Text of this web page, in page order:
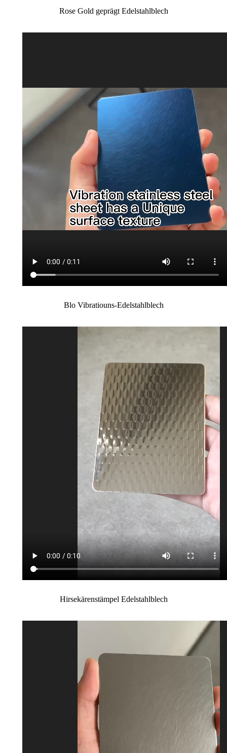
Rose Gold geprägt Edelstahlblech
Blo Vibratiouns-Edelstahlblech
Hirsekärenstämpel Edelstahlblech